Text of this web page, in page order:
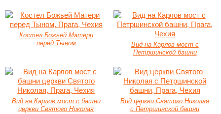
Костел Божьей Матери
перед Тыном
Вид на Карлов мост с
Петршинской башни
Вид на Карлов мост с башни
церкви Святого Николая
Вид церкви Святого Николая
с Петршинской башни